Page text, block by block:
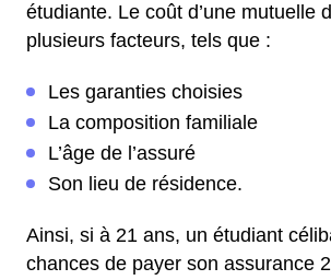
étudiante. Le coût d’une mutuelle
plusieurs facteurs, tels que :
Les garanties choisies
La composition familiale
L’âge de l’assuré
Son lieu de résidence.
Ainsi, si à 21 ans, un étudiant
chances de payer son assurance